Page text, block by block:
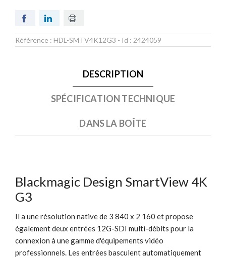
Référence : HDL-SMTV4K12G3 - Id : 2424059
DESCRIPTION
SPÉCIFICATION TECHNIQUE
DANS LA BOÎTE
Blackmagic Design SmartView 4K
G3
Il a une résolution native de 3 840 x 2 160 et propose
également deux entrées 12G-SDI multi-débits pour la
connexion à une gamme d'équipements vidéo
professionnels. Les entrées basculent automatiquement